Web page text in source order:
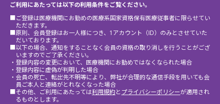
ご利用にあたっては以下の利用条件をご覧ください。
■ご登録は医療機関にお勤めの医療系国家資格保有医療従事者に限らせてい
ただきます。
■原則、会員登録はお一人様につき、1アカウント（ID）のみとさせていた
だいております。
■以下の場合、通知をすることなく会員の資格の取り消しを行うことがござ
いますのでご了承ください。
・登録内容の変更において、医療機関にお勤めではなくなられた場合
・登録内容に虚偽が判明した場合
・会員の死亡、転出先不明等により、弊社が合理的な通信手段を用いても会
員ご本人と連絡がとれなくなった場合
■その他、ご利用にあたっては利用規約とプライバシーポリシーが適用され
るものとします。